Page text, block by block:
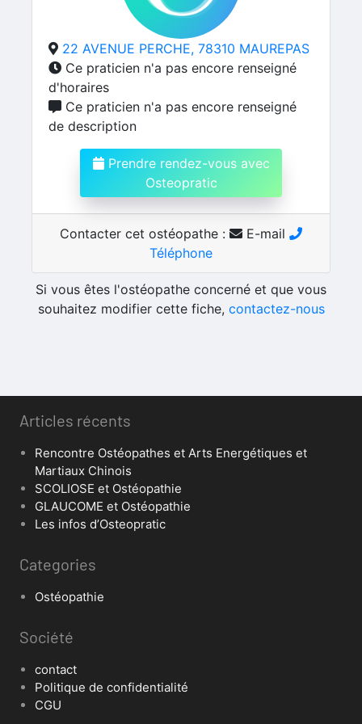
22 AVENUE PERCHE, 78310 MAUREPAS
Ce praticien n'a pas encore renseigné
d'horaires
Ce praticien n'a pas encore renseigné
de description
Prendre rendez-vous avec
Osteopratic
Contacter cet ostéopathe :
E-mail
Téléphone
Si vous êtes l'ostéopathe concerné et que vous
souhaitez modifier cette fiche, contactez-nous
Articles récents
Rencontre Ostéopathes et Arts Energétiques et
Martiaux Chinois
SCOLIOSE et Ostéopathie
GLAUCOME et Ostéopathie
Les infos d’Osteopratic
Categories
Ostéopathie
Société
contact
Politique de confidentialité
CGU